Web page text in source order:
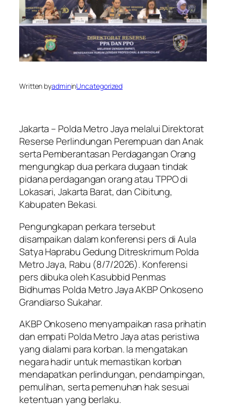
Written byadmininUncategorized
Jakarta – Polda Metro Jaya melalui Direktorat
Reserse Perlindungan Perempuan dan Anak
serta Pemberantasan Perdagangan Orang
mengungkap dua perkara dugaan tindak
pidana perdagangan orang atau TPPO di
Lokasari, Jakarta Barat, dan Cibitung,
Kabupaten Bekasi.
Pengungkapan perkara tersebut
disampaikan dalam konferensi pers di Aula
Satya Haprabu Gedung Ditreskrimum Polda
Metro Jaya, Rabu (8/7/2026). Konferensi
pers dibuka oleh Kasubbid Penmas
Bidhumas Polda Metro Jaya AKBP Onkoseno
Grandiarso Sukahar.
AKBP Onkoseno menyampaikan rasa prihatin
dan empati Polda Metro Jaya atas peristiwa
yang dialami para korban. Ia mengatakan
negara hadir untuk memastikan korban
mendapatkan perlindungan, pendampingan,
pemulihan, serta pemenuhan hak sesuai
ketentuan yang berlaku.